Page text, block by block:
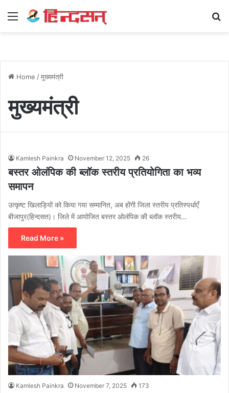
Menu
Home /मुख्यमंत्री
मुख्यमंत्री
Kamlesh Painkra November 12, 2025 26
बस्तर ओलंपिक की ब्लॉक स्तरीय प्रतियोगिता का भव्य
समापन
उत्कृष्ट खिलाड़ियों को किया गया सम्मानित, अब होंगी जिला स्तरीय प्रतिस्पर्धाएँ
बीजापुर(हिन्दसत)। जिले में आयोजित बस्तर ओलंपिक की ब्लॉक स्तरीय…
Read More »
Kamlesh Painkra November 7, 2025 173